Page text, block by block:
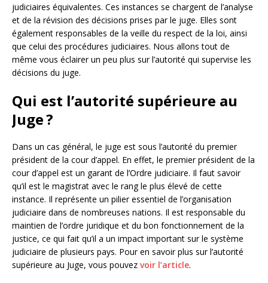
judiciaires équivalentes. Ces instances se chargent de l’analyse
et de la révision des décisions prises par le juge. Elles sont
également responsables de la veille du respect de la loi, ainsi
que celui des procédures judiciaires. Nous allons tout de
même vous éclairer un peu plus sur l’autorité qui supervise les
décisions du juge.
Qui est l’autorité supérieure au
Juge ?
Dans un cas général, le juge est sous l’autorité du premier
président de la cour d’appel. En effet, le premier président de la
cour d’appel est un garant de l’Ordre judiciaire. Il faut savoir
qu’il est le magistrat avec le rang le plus élevé de cette
instance. Il représente un pilier essentiel de l’organisation
judiciaire dans de nombreuses nations. Il est responsable du
maintien de l’ordre juridique et du bon fonctionnement de la
justice, ce qui fait qu’il a un impact important sur le système
judiciaire de plusieurs pays. Pour en savoir plus sur l’autorité
supérieure au Juge, vous pouvez voir l’article.